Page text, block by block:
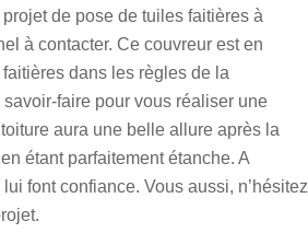
de pose de tuiles faitières à
à contacter. Ce couvreur est en
dans les règles de la
faire pour vous réaliser une
aura une belle allure après la
étant parfaitement étanche. A
font confiance. Vous aussi, n’hésitez